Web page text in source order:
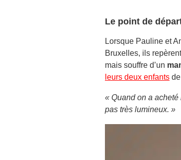
Le point de
Lorsque Pauline et
Bruxelles, ils
mais souffre d’un
leurs deux enfants
« Quand on a
pas très lumineux. »